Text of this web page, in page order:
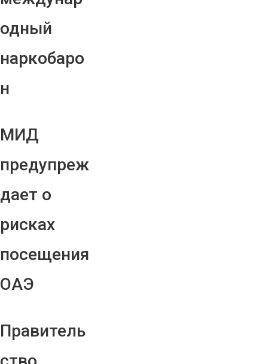
одный
наркобаро
н
МИД
предупреж
дает о
рисках
посещения
ОАЭ
Правитель